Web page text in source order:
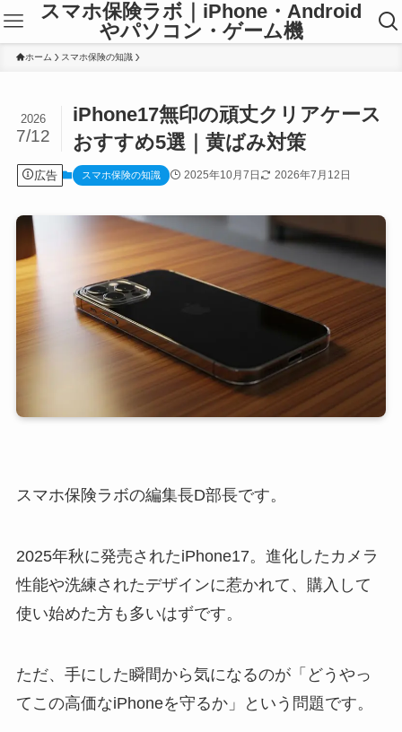
スマホ保険ラボ｜iPhone・Android
やパソコン・ゲーム機
ホーム スマホ保険の知識
iPhone17無印の頑丈クリアケース
おすすめ5選｜黄ばみ対策
2026
7/12
広告 スマホ保険の知識 2025年10月7日 2026年7月12日
スマホ保険ラボの編集長D部長です。
2025年秋に発売されたiPhone17。進化したカメラ
性能や洗練されたデザインに惹かれて、購入して
使い始めた方も多いはずです。
ただ、手にした瞬間から気になるのが「どうやっ
てこの高価なiPhoneを守るか」という問題です。